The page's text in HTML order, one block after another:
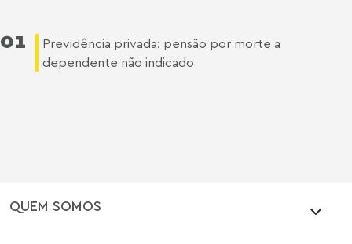
01
Previdência privada: pensão por morte a
dependente não indicado
QUEM SOMOS